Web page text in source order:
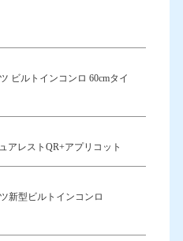
ビルトインコンロ 60cmタイ
アレストQR+アプリコット
新型ビルトインコンロ